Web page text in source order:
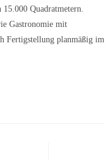
Quadratmetern.
Gastronomie mit
Fertigstellung planmäßig im